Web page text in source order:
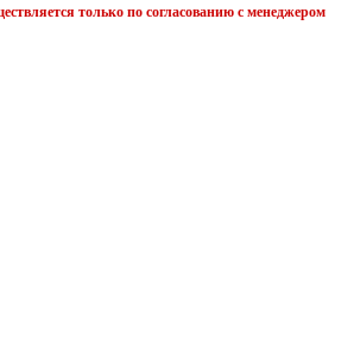
только по согласованию с менеджером